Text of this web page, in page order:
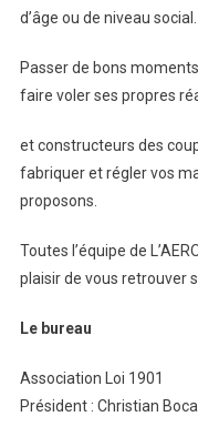
d’âge ou de niveau social.
Passer de bons
faire voler ses propres
et constructeurs des
fabriquer et régler vos
proposons.
Toutes l’équipe de
plaisir de vous retrouver
Le bureau
Association Loi 1901
Président : Christian